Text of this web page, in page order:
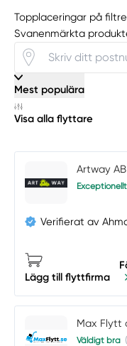
Topplaceringar på
Svanenmärkta
Mest populära
Visa alla flyttare
Artway AB
Exceptionellt
Verifierat av
Lägg till flyttfirma
Max Flytt
Väldigt bra